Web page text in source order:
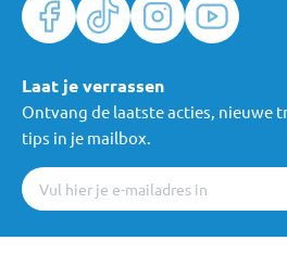
Laat je verrassen
Ontvang de laatste acties, nieuwe
tips in je mailbox.